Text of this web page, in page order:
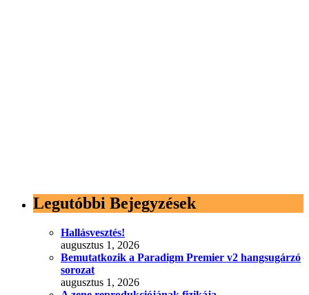
Legutóbbi Bejegyzések
Hallásvesztés!
augusztus 1, 2026
Bemutatkozik a Paradigm Premier v2 hangsugárzó
sorozat
augusztus 1, 2026